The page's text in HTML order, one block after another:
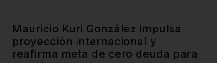
Mauricio Kuri González impulsa
proyección internacional y
reafirma meta de cero deuda para